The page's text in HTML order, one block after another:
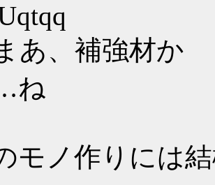
あ、補強材か
ね
モノ作りには